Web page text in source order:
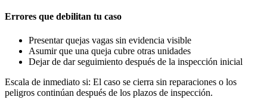
Errores que debilitan tu caso
Presentar quejas vagas sin evidencia visible
Asumir que una queja cubre otras unidades
Dejar de dar seguimiento después de la inspección inicial
Escala de inmediato si: El caso se cierra sin reparaciones o los
peligros continúan después de los plazos de inspección.